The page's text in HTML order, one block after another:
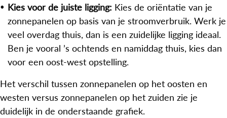
Kies voor de juiste ligging: Kies de oriëntatie van je
zonnepanelen op basis van je stroomverbruik. Werk je
veel overdag thuis, dan is een zuidelijke ligging ideaal.
Ben je vooral ’s ochtends en namiddag thuis, kies dan
voor een oost-west opstelling.
Het verschil tussen zonnepanelen op het oosten en
westen versus zonnepanelen op het zuiden zie je
duidelijk in de onderstaande grafiek.